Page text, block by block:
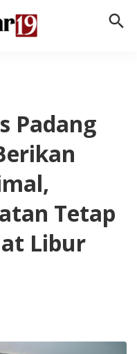
search
Padang
Tetap
Libur